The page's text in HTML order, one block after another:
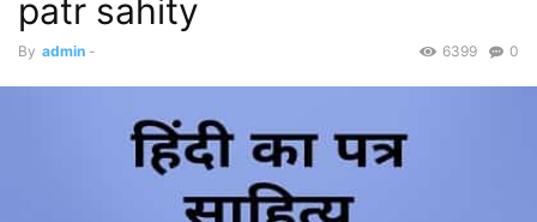
patr sahity
By admin - 0
6399